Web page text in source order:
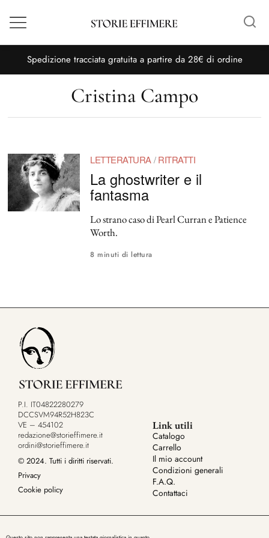
Menù
Spedizione tracciata gratuita a partire da 28€ di ordine
Cristina Campo
LETTERATURA/ RITRATTI
La ghostwriter e il
fantasma
Lo strano caso di Pearl Curran e Patience
Worth.
8 minuti di lettura
P.I. IT04822280279
DCCSVM94R52H823C
VE – 454102
redazione@storieffimere.it
ordini@storieffimere.it
© 2024. Tutti i diritti riservati.
Privacy
Cookie policy
Link utili
Catalogo
Carrello
Il mio account
Condizioni generali
F.A.Q.
Contattaci